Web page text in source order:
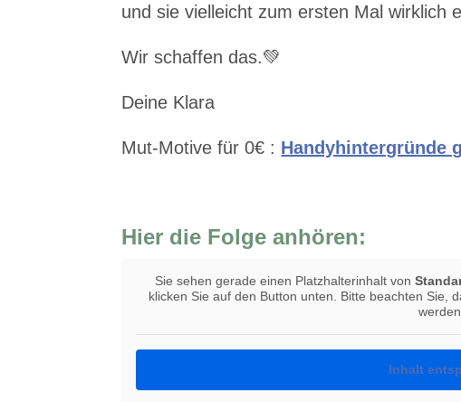
und sie vielleicht zum ersten Mal wirklich
Wir schaffen das.💚
Deine Klara
Mut-Motive für 0€ : ⁠⁠ Handyhintergründe
Hier die Folge anhören:
Sie sehen gerade einen Platzhalterinhalt von
klicken Sie auf den Button unten. Bitte beachten Sie,
werden.
Inhalt